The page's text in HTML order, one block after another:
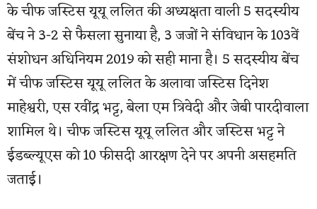
के चीफ जस्टिस यूयू ललित की अध्यक्षता वाली 5 सदस्यीय
बेंच ने 3-2 से फैसला सुनाया है, 3 जजों ने संविधान के 103वें
संशोधन अधिनियम 2019 को सही माना है। 5 सदस्यीय बेंच
में चीफ जस्टिस यूयू ललित के अलावा जस्टिस दिनेश
माहेश्वरी, एस रवींद्र भट्ट, बेला एम त्रिवेदी और जेबी पारदीवाला
शामिल थे। चीफ जस्टिस यूयू ललित और जस्टिस भट्ट ने
ईडब्ल्यूएस को 10 फीसदी आरक्षण देने पर अपनी असहमति
जताई।